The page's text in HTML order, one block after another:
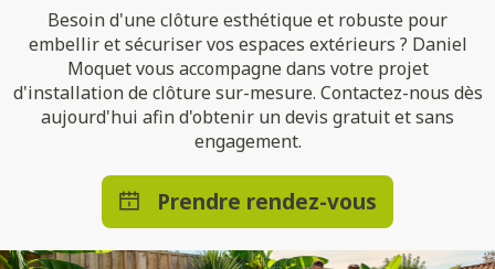
Besoin d'une clôture esthétique et robuste pour
embellir et sécuriser vos espaces extérieurs ? Daniel
Moquet vous accompagne dans votre projet
d'installation de clôture sur-mesure. Contactez-nous dès
aujourd'hui afin d'obtenir un devis gratuit et sans
engagement.
Prendre rendez-vous